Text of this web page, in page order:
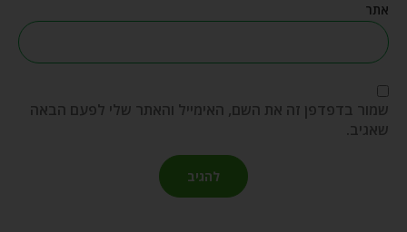
אתר
שמור בדפדפן זה את השם, האימייל והאתר שלי לפעם הבאה
שאגיב.